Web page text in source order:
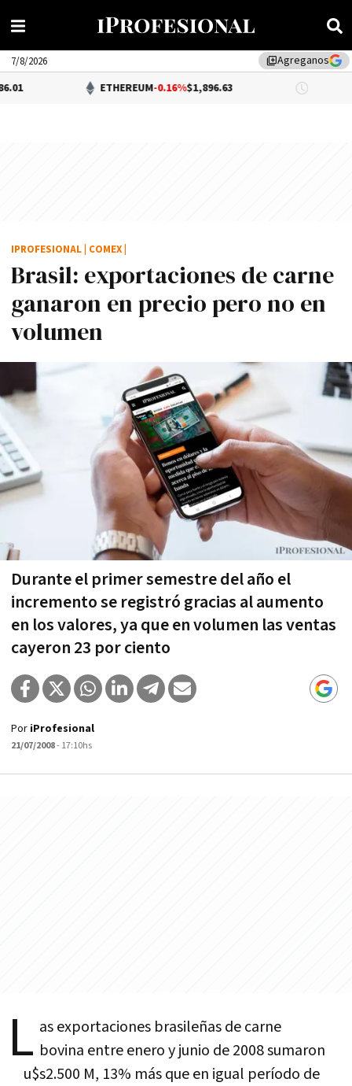
library_addAgreganos
7/8/2026
ETHEREUM-0.16%$1,896.63 DÓLAR
Brasil: exportaciones de carne
ganaron en precio pero no en
volumen
Durante el primer semestre del año el
incremento se registró gracias al aumento
en los valores, ya que en volumen las ventas
cayeron 23 por ciento
IPROFESIONAL COMEX
Por iProfesional
21/07/2008- 17:10hs
L as exportaciones brasileñas de carne
bovina entre enero y junio de 2008 sumaron
u$s2.500 M, 13% más que en igual perí­odo de